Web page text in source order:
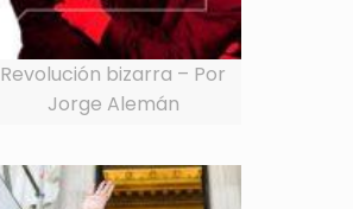
Revolución bizarra – Por
Jorge Alemán